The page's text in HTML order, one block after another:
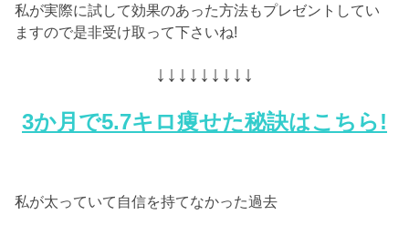
私が実際に試して効果のあった方法もプレゼントしてい
ますので是非受け取って下さいね!
↓↓↓↓↓↓↓↓↓
3か月で5.7キロ痩せた秘訣はこちら!
私が太っていて自信を持てなかった過去